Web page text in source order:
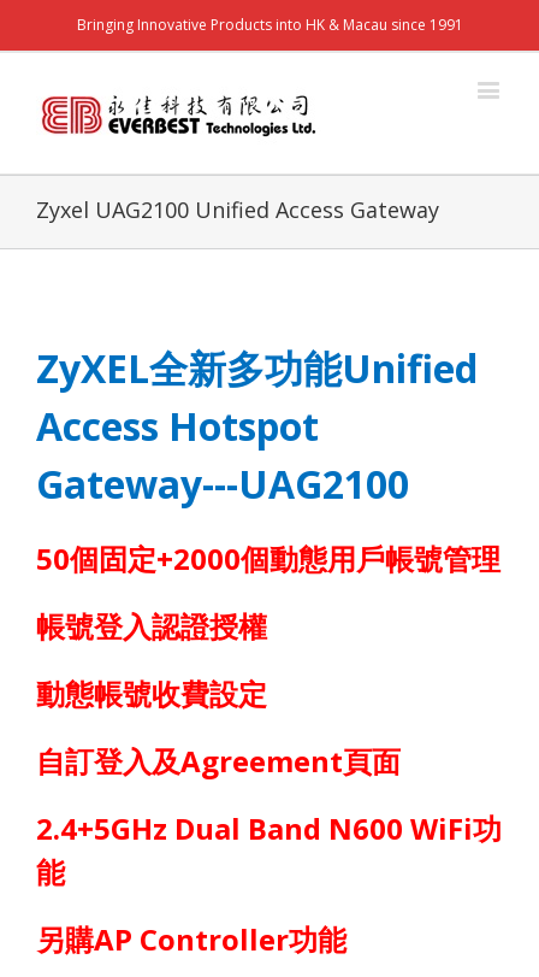
Bringing Innovative Products into HK & Macau since 1991
Zyxel UAG2100 Unified Access Gateway
ZyXEL全新多功能Unified
Access Hotspot
Gateway---UAG2100
50個固定+2000個動態用戶帳號管理
帳號登入認證授權
動態帳號收費設定
自訂登入及Agreement頁面
2.4+5GHz Dual Band N600 WiFi功
能
另購AP Controller功能